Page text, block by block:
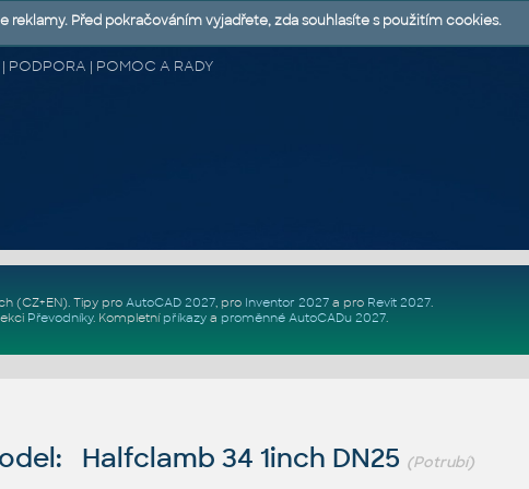
| PODPORA | POMOC A RADY
(CZ+EN). Tipy pro AutoCAD 2027, pro Inventor 2027a pro Revit 2027.
Převodníky. Kompletní příkazya proměnné AutoCADu 2027.
Halfclamb 34 1inch DN25 (Potrubí)
Před pokračováním vyjadřete, zda souhlasíte s použitím cookies.